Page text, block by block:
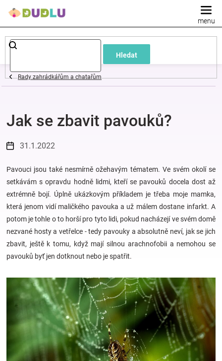
Hledat
Dětské
a
oblečení
Pokojíček
a
kojenecká
výbava
Hračky
zábava
pro
Rady zahrádkářům a chatařům
Jak se zbavit pavouků?
31.1.2022
Pavouci jsou také nesmírně ožehavým tématem. Ve svém okolí se
setkávám s opravdu hodně lidmi, kteří se pavouků docela dost až
extrémně bojí. Úplně ukázkovým příkladem je třeba moje mamka,
která jenom vidí maličkého pavouka a už málem dostane infarkt. A
potom je tohle o to horší pro tyto lidi, pokud nacházejí ve svém domě
nezvané hosty a vetřelce - tedy pavouky a absolutně neví, jak se jich
zbavit, ještě k tomu, když mají silnou arachnofobii a nemohou se
pavouků byť jen dotknout nebo je spatřit.